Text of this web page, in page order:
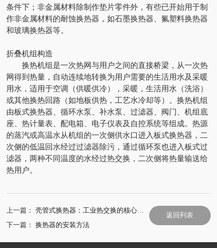
条件下；非金属材料除制作垫片零件外，有些已开始用于制
作非金属材料的耐蚀换热器，如石墨换热器、氟塑料换热器
和玻璃换热器等。
折叠机组构造
换热机组是一次热网与用户之间的直接桥梁，从一次热
网得到热量，自动连续地转换为用户需要的生活用水及采暖
用水，适用于空调（供暖供冷），采暖，生活用水（洗浴）
或其他换热回路（如地板供热，工艺水冷却等）。换热机组
由板式换热器、循环水泵、补水泵、过滤器、阀门、机组底
座、热计量表、配电箱、电子仪表及自控系统等组成。热源
的蒸汽或高温水从机组的一次侧供水口进入板式换热器，二
次侧的低温回水经过过滤器除污，通过循环泵也进入板式过
滤器，两种不同温度的水经过热交换，二次侧将热量输送给
热用户。
返回列表
上一篇：壳管式换热器：工业热交换的核心设备
下一篇：换热器的安装方法